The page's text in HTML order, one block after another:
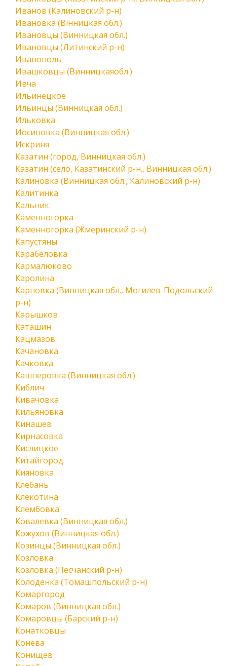
Иванов (Калиновский р-н)
Ивановка (Вінницкая обл.)
Ивановцы (Винницкая обл.)
Ивановцы (Литинский р-н)
Иванополь
Ивашковцы (Винницкаяобл.)
Ивча
Ильинецкое
Ильинцы (Винницкая обл.)
Ильковка
Иосиповка (Винницкая обл.)
Искриня
Казатин (город, Винницкая обл.)
Казатин (село, Казатинский р-н., Винницкая обл.)
Калиновка (Винницкая обл., Калиновский р-н)
Калитинка
Кальник
Каменногорка
Каменногорка (Жмеринский р-н)
Капустяны
Карабеловка
Кармалюково
Каролина
Карповка (Винницкая обл., Могилев-Подольский
р-н)
Карышков
Каташин
Кацмазов
Качановка
Качковка
Кашперовка (Винницкая обл.)
Киблич
Кивачовка
Кильяновка
Кинашев
Кирнасовка
Кислицкое
Китайгород
Кияновка
Клебань
Клекотина
Клембовка
Ковалевка (Винницкая обл.)
Кожухов (Винницкая обл.)
Козинцы (Винницкая обл.)
Козловка
Козловка (Песчанский р-н)
Колоденка (Томашпольский р-н)
Комаргород
Комаров (Винницкая обл.)
Комаровцы (Барский р-н)
Конатковцы
Конева
Конищев